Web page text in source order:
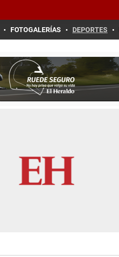
FOTOGALERÍAS DEPORTES